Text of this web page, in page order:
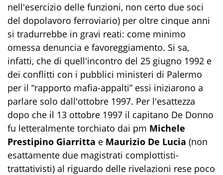
nell'esercizio delle funzioni, non certo due soci
del dopolavoro ferroviario) per oltre cinque anni
si tradurrebbe in gravi reati: come minimo
omessa denuncia e favoreggiamento. Si sa,
infatti, che di quell'incontro del 25 giugno 1992 e
dei conflitti con i pubblici ministeri di Palermo
per il “rapporto mafia-appalti” essi iniziarono a
parlare solo dall'ottobre 1997. Per l'esattezza
dopo che il 13 ottobre 1997 il capitano De Donno
fu letteralmente torchiato dai pm Michele
Prestipino Giarritta e Maurizio De Lucia (non
esattamente due magistrati complottisti-
trattativisti) al riguardo delle rivelazioni rese poco